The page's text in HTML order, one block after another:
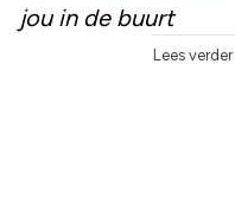
jou in de buurt
Lees